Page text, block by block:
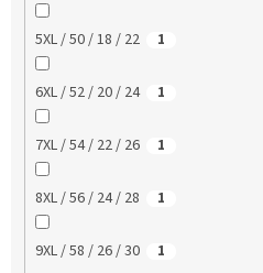
5XL / 50 / 18 / 22 1
6XL / 52 / 20 / 24 1
7XL / 54 / 22 / 26 1
8XL / 56 / 24 / 28 1
9XL / 58 / 26 / 30 1